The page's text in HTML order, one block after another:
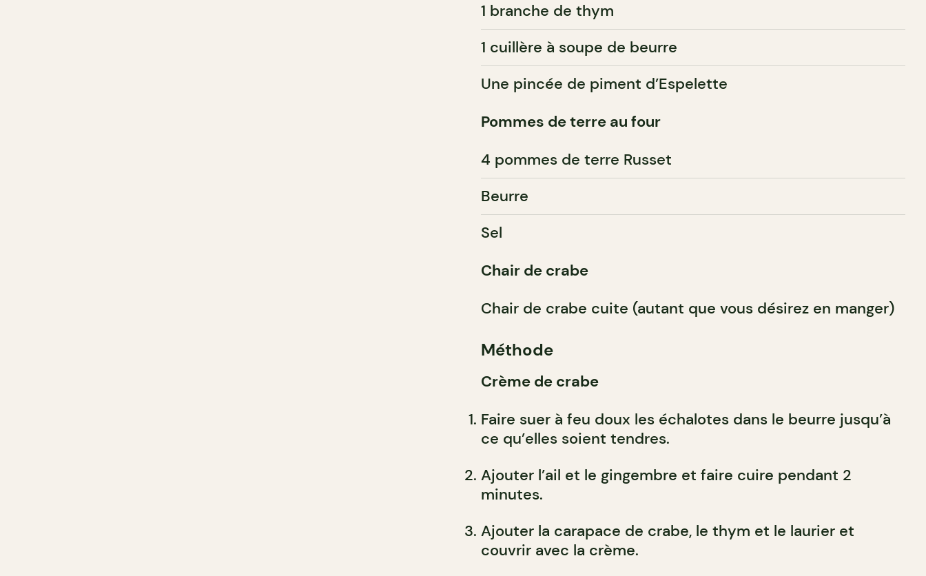
1 branche de thym
1 cuillère à soupe de beurre
Une pincée de piment d’Espelette
Pommes de terre au four
4 pommes de terre Russet
Beurre
Sel
Chair de crabe
Chair de crabe cuite (autant que vous désirez en manger)
Méthode
Crème de crabe
Faire suer à feu doux les échalotes dans le beurre jusqu’à
ce qu’elles soient tendres.
Ajouter l’ail et le gingembre et faire cuire pendant 2
minutes.
Ajouter la carapace de crabe, le thym et le laurier et
couvrir avec la crème.